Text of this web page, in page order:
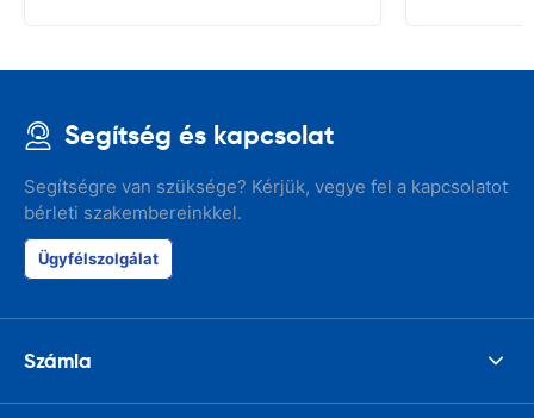
Segítség és kapcsolat
Segítségre van szüksége? Kérjük, vegye fel a kapcsolatot
bérleti szakembereinkkel.
Ügyfélszolgálat
Számla